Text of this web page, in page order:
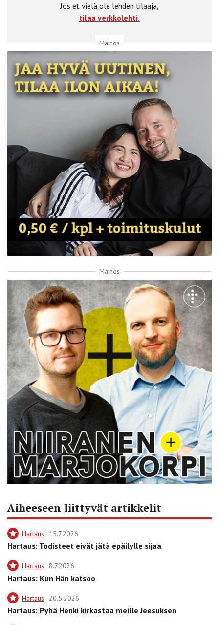
Jos et vielä ole lehden tilaaja,
tilaa verkkolehti.
Mainos
Mainos
Aiheeseen liittyvät artikkelit
Hartaus 15.7.2026
Hartaus: Todisteet eivät jätä epäilylle sijaa
Hartaus 8.7.2026
Hartaus: Kun Hän katsoo
Hartaus 20.5.2026
Hartaus: Pyhä Henki kirkastaa meille Jeesuksen